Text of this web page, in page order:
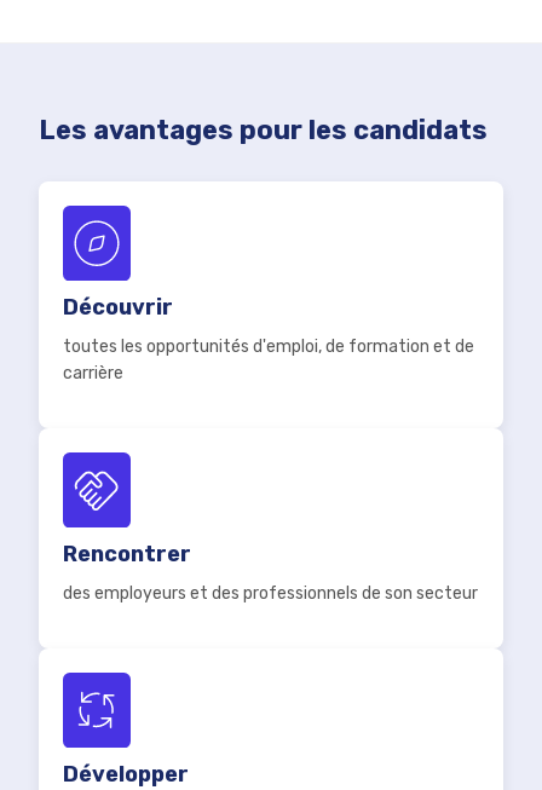
Les avantages pour les candidats
Découvrir
toutes les opportunités d'emploi, de formation et de
carrière
Rencontrer
des employeurs et des professionnels de son secteur
Développer